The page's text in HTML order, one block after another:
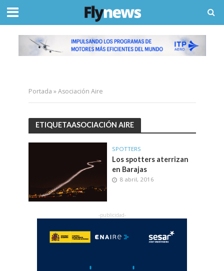
Portada »Asociación Aire
ETIQUETAASOCIACIÓN AIRE
SPOTTERS
Los spotters aterrizan
en Barajas
8 abril, 2016